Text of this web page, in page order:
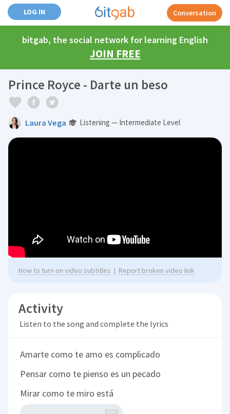
LOG IN Conversation
bitgab, the social network for learning English
JOIN FREE
Prince Royce - Darte un beso
Laura Vega Listening — Intermediate Level
How to turn on video subtitles | Report broken video link
Activity
Listen to the song and complete the lyrics
Amarte como te amo es complicado
Pensar como te pienso es un pecado
Mirar como te miro está